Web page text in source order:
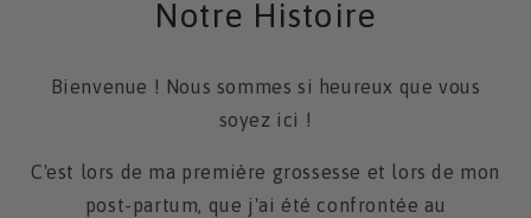
Notre Histoire
Bienvenue ! Nous sommes si heureux que vous
soyez ici !
C'est lors de ma première grossesse et lors de mon
post-partum, que j'ai été confrontée au